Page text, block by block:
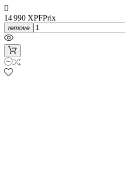

14 990 XPFPrix
remove